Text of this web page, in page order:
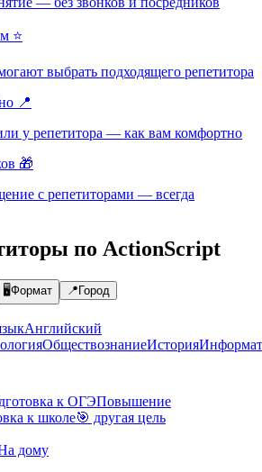
⭐
выбрать подходящего репетитора
📍
у репетитора — как вам комфортно
🎁
с репетиторами — всегда
по ActionScript
🖥️Формат 📍Город
Английский
ОбществознаниеИстория
к ОГЭПовышение
к школе🎯 другая цель
дому